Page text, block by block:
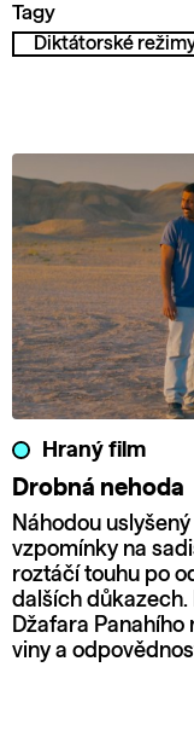
Tagy
Hraný film
Drobná nehoda
Náhodou
vzpomínky na
roztáčí touhu po
dalších
Džafara
viny a